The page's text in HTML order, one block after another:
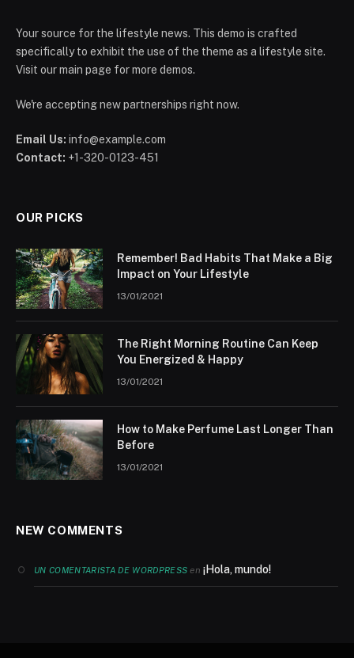
Your source for the lifestyle news. This demo is crafted
specifically to exhibit the use of the theme as a lifestyle site.
Visit our main page for more demos.
We're accepting new partnerships right now.
Email Us: info@example.com
Contact: +1-320-0123-451
OUR PICKS
Remember! Bad Habits That Make a Big
Impact on Your Lifestyle
13/01/2021
The Right Morning Routine Can Keep
You Energized & Happy
13/01/2021
How to Make Perfume Last Longer Than
Before
13/01/2021
NEW COMMENTS
UN COMENTARISTA DE WORDPRESS en¡Hola, mundo!